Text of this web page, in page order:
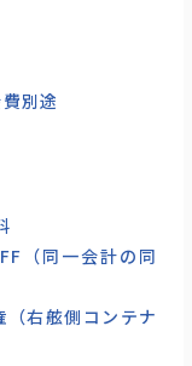
別途
（同一会計の同
右舷側コンテナ